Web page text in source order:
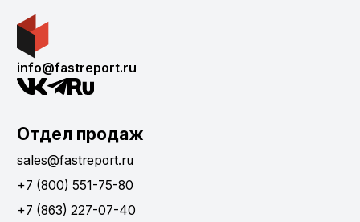
info@fastreport.ru
Отдел продаж
sales@fastreport.ru
+7 (800) 551-75-80
+7 (863) 227-07-40